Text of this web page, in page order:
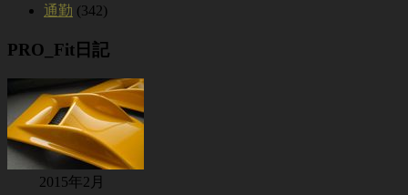
通勤 (342)
PRO_Fit日記
2015年2月